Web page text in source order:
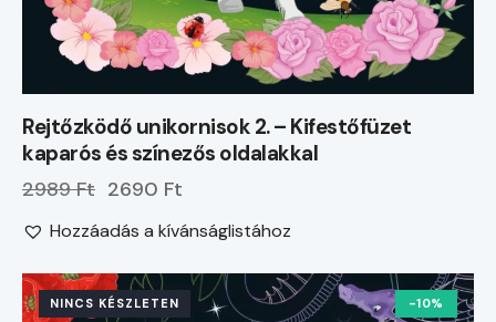
Rejtőzködő unikornisok 2. – Kifestőfüzet
kaparós és színezős oldalakkal
2989 Ft 2690 Ft
Hozzáadás a kívánságlistához
NINCS KÉSZLETEN -10%